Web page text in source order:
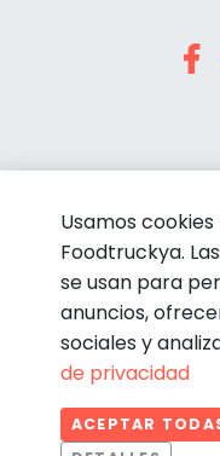
©
Condiciones de
Usamos
Foodtruckya.
se usan para
anuncios,
sociales y
de privacidad
ACEPTAR